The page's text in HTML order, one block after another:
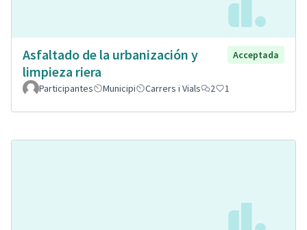
Asfaltado de la urbanización y
limpieza riera
Acceptada
Participantes Municipi Carrers i Vials 2 1